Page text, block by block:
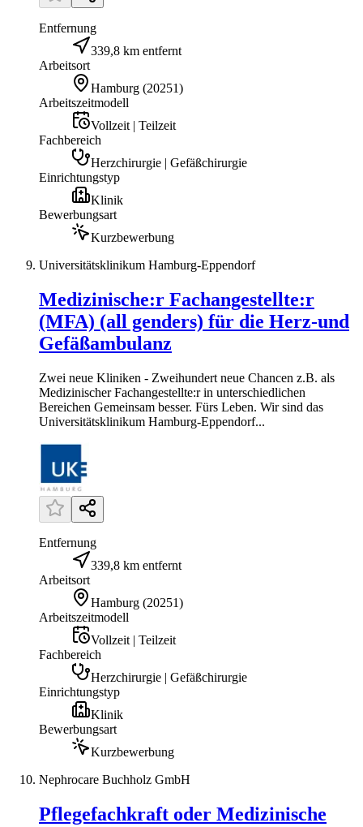
Entfernung
339,8 km entfernt
Arbeitsort
Hamburg (20251)
Arbeitszeitmodell
Vollzeit | Teilzeit
Fachbereich
Herzchirurgie | Gefäßchirurgie
Einrichtungstyp
Klinik
Bewerbungsart
Kurzbewerbung
Universitätsklinikum Hamburg-Eppendorf
Medizinische:r Fachangestellte:r
(MFA) (all genders) für die Herz-und
Gefäßambulanz
Zwei neue Kliniken - Zweihundert neue Chancen z.B. als
Medizinischer Fachangestellte:r in unterschiedlichen
Bereichen Gemeinsam besser. Fürs Leben. Wir sind das
Universitätsklinikum Hamburg-Eppendorf...
Entfernung
339,8 km entfernt
Arbeitsort
Hamburg (20251)
Arbeitszeitmodell
Vollzeit | Teilzeit
Fachbereich
Herzchirurgie | Gefäßchirurgie
Einrichtungstyp
Klinik
Bewerbungsart
Kurzbewerbung
Nephrocare Buchholz GmbH
Pflegefachkraft oder Medizinische